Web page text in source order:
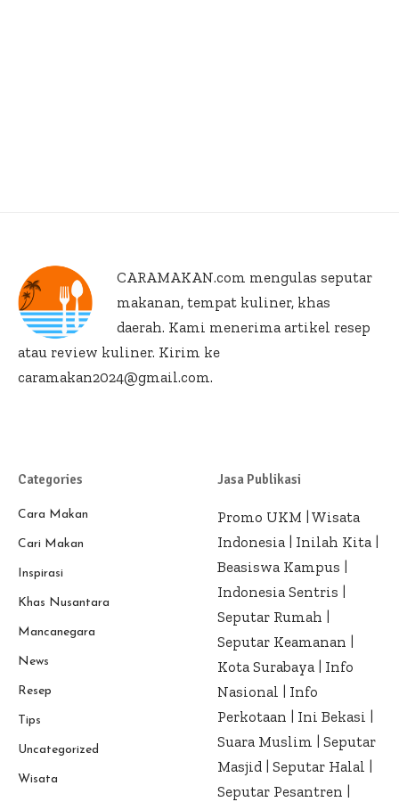
CARAMAKAN.com mengulas seputar
makanan, tempat kuliner, khas
daerah. Kami menerima artikel resep
atau review kuliner. Kirim ke
caramakan2024@gmail.com.
Categories
Cara Makan
Cari Makan
Inspirasi
Khas Nusantara
Mancanegara
News
Resep
Tips
Uncategorized
Wisata
Jasa Publikasi
Promo UKM Wisata
Indonesia
Inilah Kita
Beasiswa Kampus
Indonesia Sentris
Seputar Rumah
Seputar Keamanan
Kota Surabaya
Info
Nasional
Info
Perkotaan
Ini Bekasi
Suara Muslim
Seputar
Masjid Seputar Halal
Seputar Pesantren